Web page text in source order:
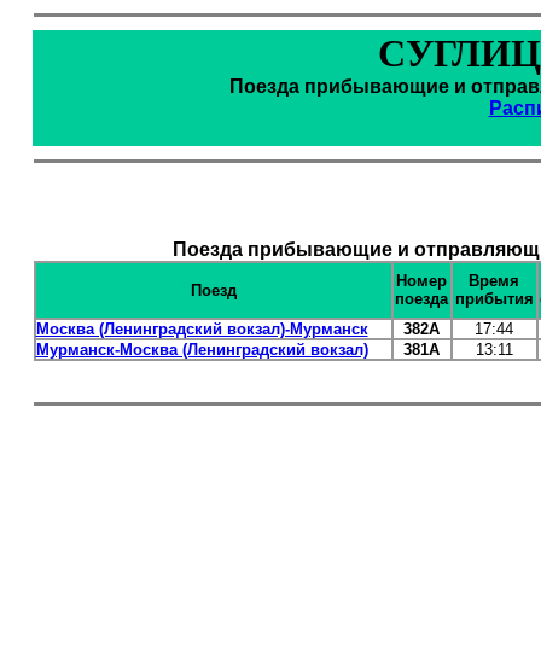
Поезда прибывающие и
Поезда прибывающие и
Поезд
Номер
поезда
Время
прибытия
Москва (Ленинградский вокзал)-Мурманск
382А
17:44
Мурманск-Москва (Ленинградский вокзал)
381А 13:11